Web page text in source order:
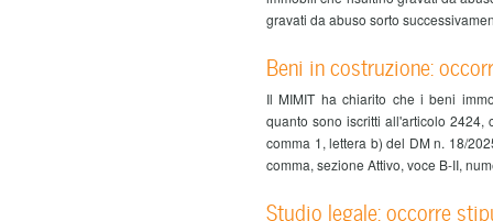
gravati da abuso sorto
Beni in costruzione:
Il MIMIT ha chiarito che i beni
quanto sono iscritti all'articolo 2424,
comma 1, lettera b) del DM n. 18/
comma, sezione Attivo, voce B-II,
Studio legale: occorre